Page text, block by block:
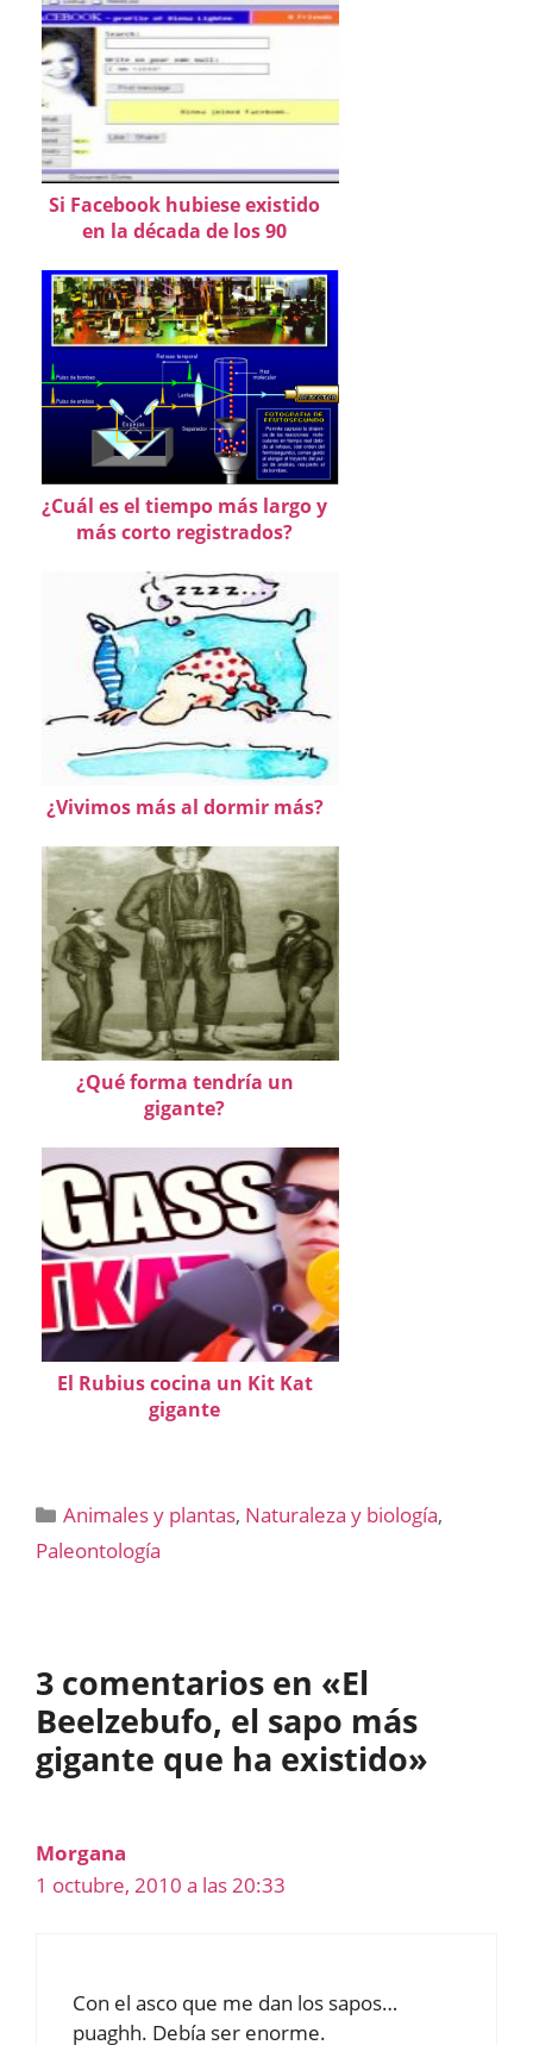
Si Facebook hubiese existido
en la década de los 90
¿Cuál es el tiempo más largo y
más corto registrados?
¿Vivimos más al dormir más?
¿Qué forma tendría un
gigante?
El Rubius cocina un Kit Kat
gigante
Categorías
Animales y plantas, Naturaleza y biología,
Paleontología
3 comentarios en «El
Beelzebufo, el sapo más
gigante que ha existido»
Morgana
1 octubre, 2010 a las 20:33
Con el asco que me dan los sapos…
puaghh. Debía ser enorme.